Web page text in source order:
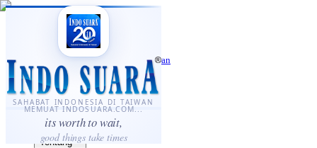
SAHABAT INDONESIA DI TAIWAN
MEMUAT INDOSUARA.COM...
its worth to wait,
good things take times
·...
⌘K
Sahabat Indonesia di Taiwan
Berita
Layanan
Komunitas
Panduan
Tentang